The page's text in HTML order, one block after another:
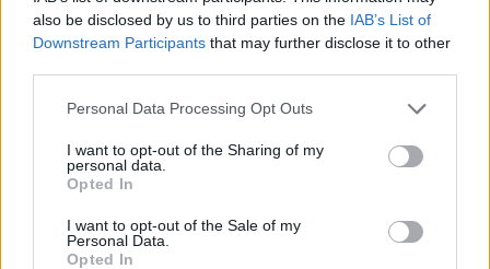
also be disclosed by us to third parties on the IAB’s List of
Downstream Participants that may further disclose it to other
Personal Data Processing Opt Outs
I want to opt-out of the Sharing of my
personal data.
Opted In
I want to opt-out of the Sale of my
Personal Data.
Opted In